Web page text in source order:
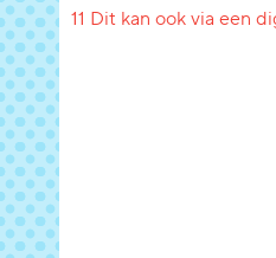
11 Dit kan ook via een